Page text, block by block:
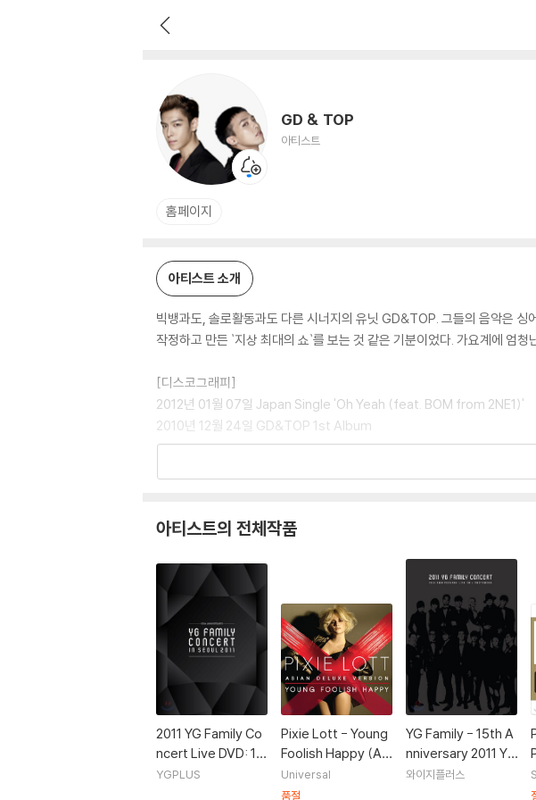
GD & TOP
아티스트
홈페이지
아티스트 소개
빅뱅과도, 솔로활동과도 다른 시너지의 유닛 GD&TOP. 그들의 음악은
작정하고 만든 `지상 최대의 쇼`를 보는 것 같은 기분이었다. 가요계에 엄
[디스코그래피]
2012년 01월 07일 Japan Single 'Oh Yeah (feat. BOM from 2NE1)'
2010년 12월 24일 GD&TOP 1st Album
[수상내역]
아티스트의 전체작품
2011 YG Family Co
ncert Live DVD: 15
th Anniversary [재
YGPLUS
Pixie Lott - Young
Foolish Happy (Asi
an Deluxe Versio
n)
Universal
품절
YG Family - 15th A
nniversary 2011 YG
Family Concert Liv
와이지플러스